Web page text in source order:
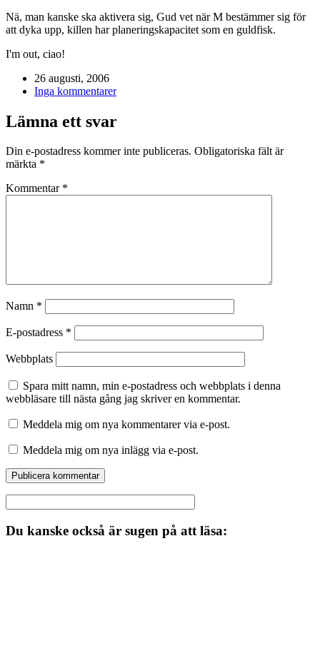
Nä, man kanske ska aktivera sig, Gud vet när M bestämmer sig för
att dyka upp, killen har planeringskapacitet som en guldfisk.
I'm out, ciao!
26 augusti, 2006
Inga kommentarer
Lämna ett svar
Din e-postadress kommer inte publiceras. Obligatoriska fält är
märkta *
Kommentar *
Namn *
E-postadress *
Webbplats
Spara mitt namn, min e-postadress och webbplats i denna
webbläsare till nästa gång jag skriver en kommentar.
Meddela mig om nya kommentarer via e-post.
Meddela mig om nya inlägg via e-post.
Du kanske också är sugen på att läsa: